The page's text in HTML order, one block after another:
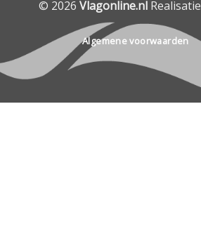
© 2026 Vlagonline.nlRealisatie
Algemene voorwaarden